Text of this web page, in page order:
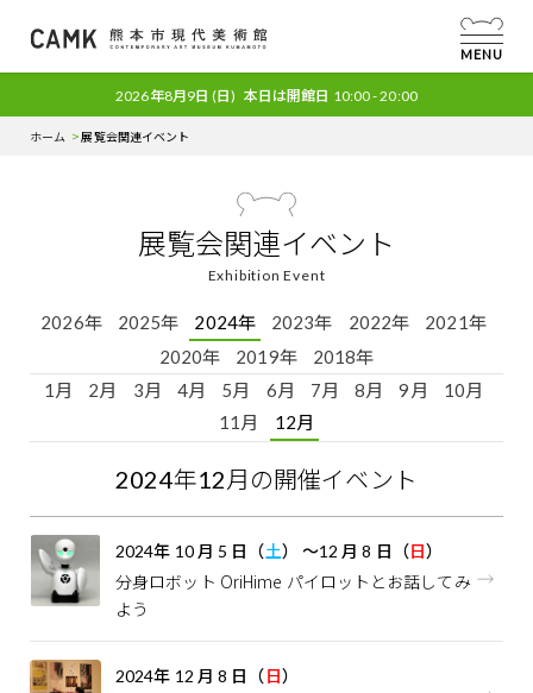
MENU
2026年8月9日 (日) 本日は開館日 10:00 - 20:00
ホーム 展覧会関連イベント
展覧会関連イベント
Exhibition Event
2026年 2025年 2024年 2023年 2022年
2021年
2020年
2019年
2018年
1月
2月 3月 4月 5月 6月 7月 8月 9月
10月
11月
12月
2024年12月の開催イベント
2024年 10月 5 日（土） ～12 月8 日（日）
分身ロボット OriHime パイロットとお話してみ
よう
2024年 12 月8 日（日）